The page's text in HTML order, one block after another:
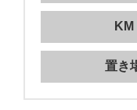
KM
置き